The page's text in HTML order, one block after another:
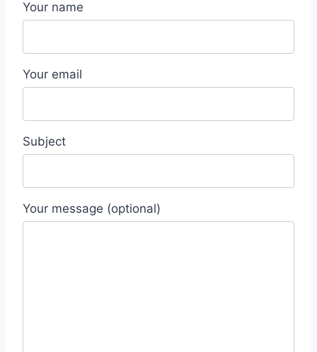
Your name
Your email
Subject
Your message (optional)